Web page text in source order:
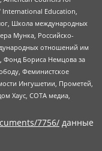
Education,
Школа международных
Мунка, Российско-
отношений им
Фонд Бориса Немцова за
Феминистское
Ингушетии, Прометей,
Хаус, СОТА медиа,
7756/ данные